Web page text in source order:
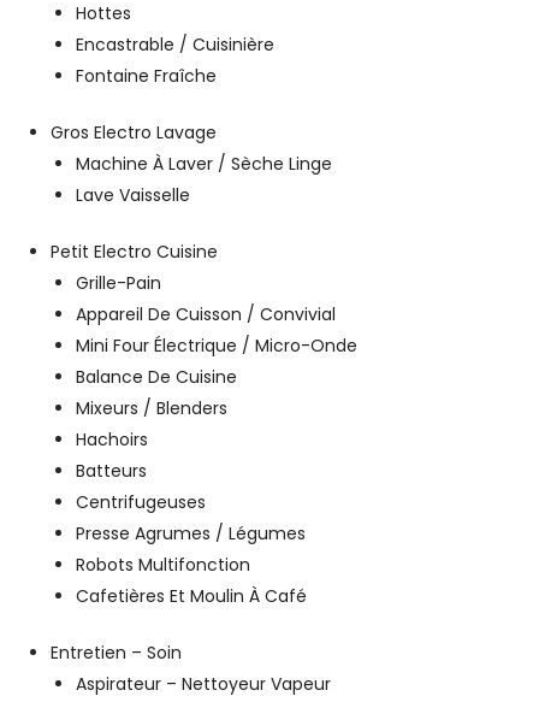
Hottes
Encastrable / Cuisinière
Fontaine Fraîche
Gros Electro Lavage
Machine À Laver / Sèche Linge
Lave Vaisselle
Petit Electro Cuisine
Grille-Pain
Appareil De Cuisson / Convivial
Mini Four Électrique / Micro-Onde
Balance De Cuisine
Mixeurs / Blenders
Hachoirs
Batteurs
Centrifugeuses
Presse Agrumes / Légumes
Robots Multifonction
Cafetières Et Moulin À Café
Entretien – Soin
Aspirateur – Nettoyeur Vapeur